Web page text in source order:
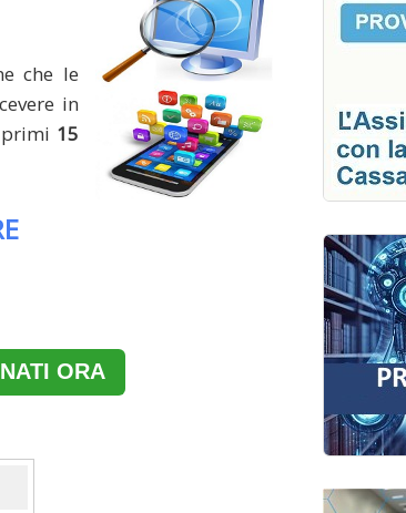
che le
in
15
ORA